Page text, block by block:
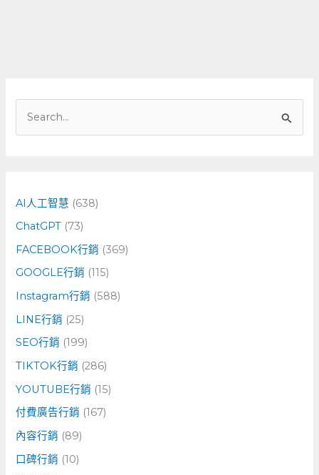
字
:
AI人工智慧 (638)
ChatGPT (73)
FACEBOOK行銷 (369)
GOOGLE行銷 (115)
Instagram行銷 (588)
LINE行銷 (25)
SEO行銷 (199)
TIKTOK行銷 (286)
YOUTUBE行銷 (15)
付費廣告行銷 (167)
內容行銷 (89)
口碑行銷 (10)